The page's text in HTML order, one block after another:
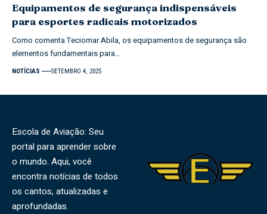
Equipamentos de segurança indispensáveis
para esportes radicais motorizados
Como comenta Teciomar Abila, os equipamentos de segurança são
elementos fundamentais para…
NOTÍCIAS SETEMBRO 4, 2025
Escola de Aviação: Seu
portal para aprender sobre
o mundo. Aqui, você
encontra notícias de todos
os cantos, atualizadas e
aprofundadas.